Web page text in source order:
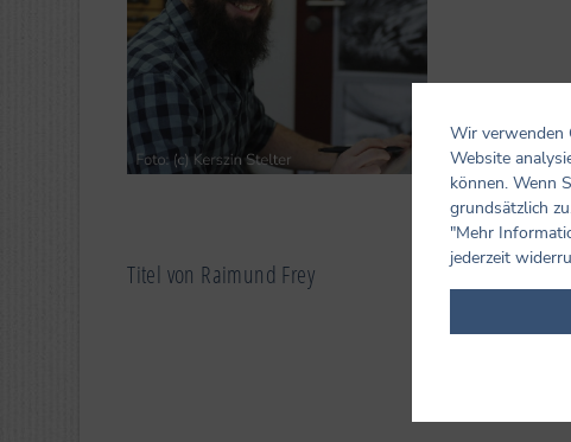
Titel von Raimund Frey
Wir verwenden
Website
können. Wenn
grundsätzlich
"Mehr
jederzeit